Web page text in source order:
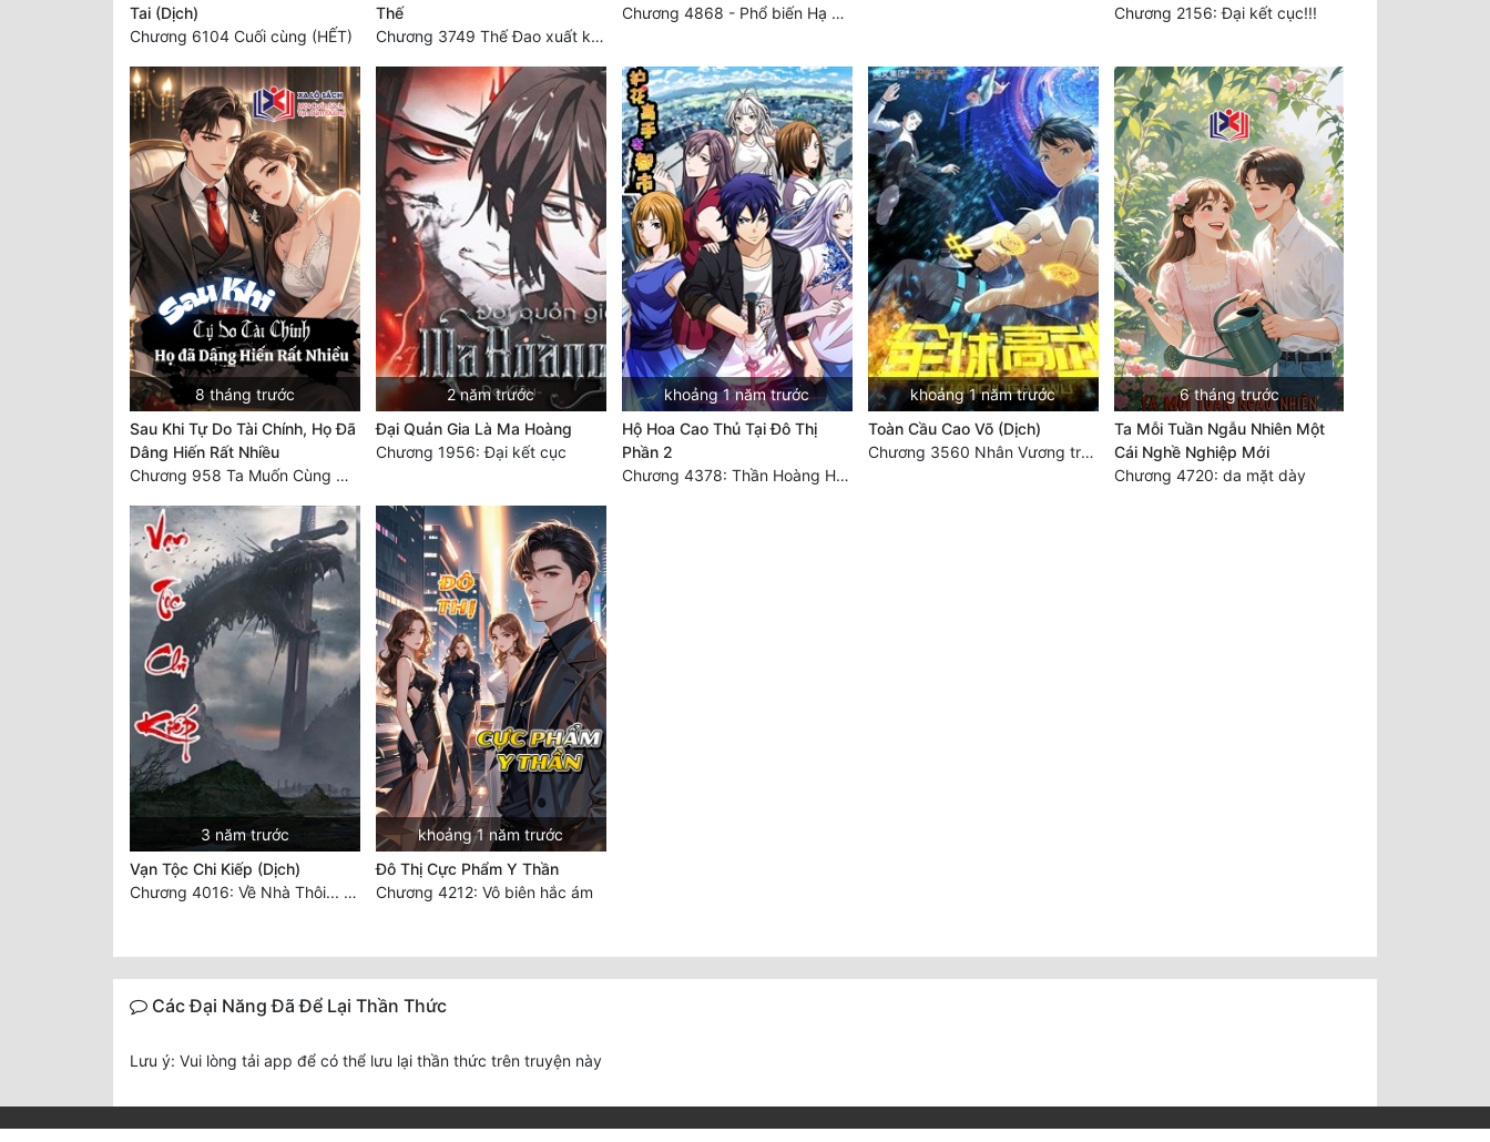
Tai (Dịch)
Chương 6104 Cuối cùng (HẾT)
Thế
Chương 3749 Thế Đao xuất kích
Chương 4868 - Phổ biến Hạ Quốc tệ!
Chương 2156: Đại kết cục!!!
8 tháng trước
Sau Khi Tự Do Tài Chính, Họ Đã
Dâng Hiến Rất Nhiều
Chương 958 Ta Muốn Cùng Các Cô Vĩnh Viễn Ở Bên Nhau (2) Hết
2 năm trước
Đại Quản Gia Là Ma Hoàng
Chương 1956: Đại kết cục
khoảng 1 năm trước
Hộ Hoa Cao Thủ Tại Đô Thị
Phần 2
Chương 4378: Thần Hoàng Hạ Thiên (Đại kết cục) (03)
khoảng 1 năm trước
Toàn Cầu Cao Võ (Dịch)
Chương 3560 Nhân Vương trở về - END
6 tháng trước
Ta Mỗi Tuần Ngẫu Nhiên Một
Cái Nghề Nghiệp Mới
Chương 4720: da mặt dày
3 năm trước
Vạn Tộc Chi Kiếp (Dịch)
Chương 4016: Về Nhà Thôi... (Đại Kết Cục)
khoảng 1 năm trước
Đô Thị Cực Phẩm Y Thần
Chương 4212: Vô biên hắc ám
Các Đại Năng Đã Để Lại Thần Thức
Lưu ý: Vui lòng tải app để có thể lưu lại thần thức trên truyện này